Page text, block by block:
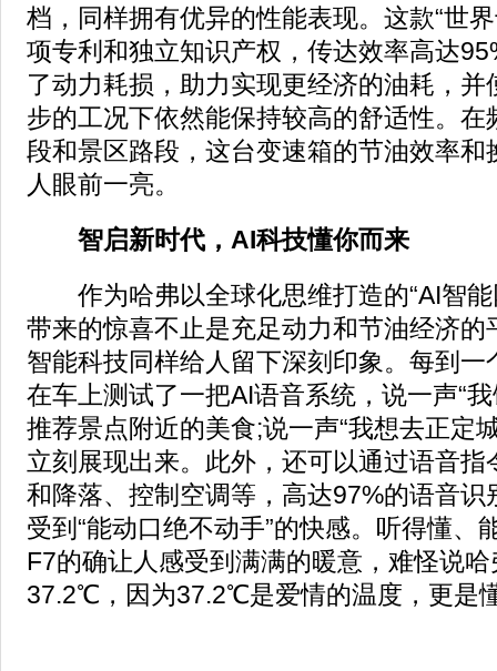
档，同样拥有优异的性能表现。这款“世
项专利和独立知识产权，传达效率高达
了动力耗损，助力实现更经济的油耗，并
步的工况下依然能保持较高的舒适性。在
段和景区路段，这台变速箱的节油效率和
人眼前一亮。
智启新时代，AI科技懂你而来
作为哈弗以全球化思维打造的“AI智能
带来的惊喜不止是充足动力和节油经济的
智能科技同样给人留下深刻印象。每到一
在车上测试了一把AI语音系统，说一声“
推荐景点附近的美食;说一声“我想去正定
立刻展现出来。此外，还可以通过语音指
和降落、控制空调等，高达97%的语音识
受到“能动口绝不动手”的快感。听得懂、
F7的确让人感受到满满的暖意，难怪说
37.2℃，因为37.2℃是爱情的温度，更是